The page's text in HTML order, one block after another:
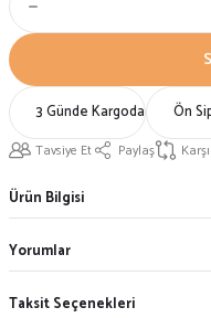
3 Günde Kargoda Ön
Tavsiye Et Paylaş
Ürün Bilgisi
Yorumlar
Taksit Seçenekleri